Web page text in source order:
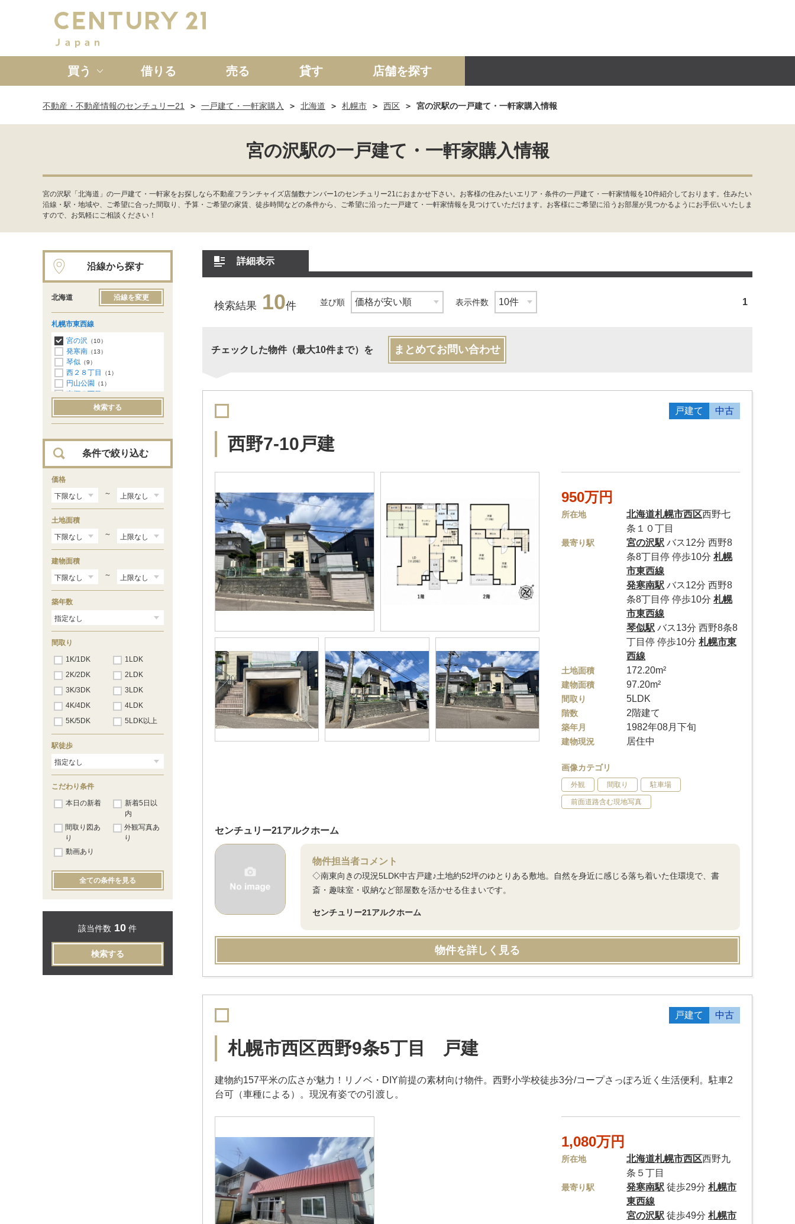
買う
新築一戸建て 中古一戸建て マンション 土地 事業投資用
借りる 売る 貸す 店舗を探す
不動産・不動産情報のセンチュリー21 一戸建て・一軒家購入 北海道 札幌市 西区 宮の沢駅の一戸建て・一軒家購入情報
宮の沢駅の一戸建て・一軒家購入情報
宮の沢駅「北海道」の一戸建て・一軒家をお探しなら不動産フランチャイズ店舗数ナンバー1のセンチュリー21におまかせ下さい。お客様の住みたいエリア・条件の一戸建て・一軒家情報を10件紹介しております。住みたい
沿線・駅・地域や、ご希望に合った間取り、予算・ご希望の家賃、徒歩時間などの条件から、ご希望に沿った一戸建て・一軒家情報を見つけていただけます。お客様にご希望に沿うお部屋が見つかるようにお手伝いいたしま
すので、お気軽にご相談ください！
詳細表示
検索結果 10件 並び順 表示件数 1
チェックした物件（最大10件まで）を まとめてお問い合わせ
戸建て 中古
西野7-10戸建
950万円
所在地 北海道札幌市西区西野七
条１０丁目
最寄り駅 宮の沢駅 バス12分 西野8
条8丁目停 停歩10分札幌
市東西線
発寒南駅 バス12分 西野8
条8丁目停 停歩10分札幌
市東西線
琴似駅 バス13分 西野8条8
丁目停 停歩10分札幌市東
西線
土地面積 172.20m²
建物面積 97.20m²
間取り 5LDK
階数 2階建て
築年月 1982年08月下旬
建物現況 居住中
画像カテゴリ
外観 間取り 駐車場
前面道路含む現地写真
センチュリー21アルクホーム
物件担当者コメント
◇南東向きの現況5LDK中古戸建♪土地約52坪のゆとりある敷地。自然を身近に感じる落ち着いた住環境で、書
斎・趣味室・収納など部屋数を活かせる住まいです。
センチュリー21アルクホーム
物件を詳しく見る
戸建て 中古
札幌市西区西野9条5丁目 戸建
建物約157平米の広さが魅力！リノベ・DIY前提の素材向け物件。西野小学校徒歩3分/コープさっぽろ近く生活便利。駐車2
台可（車種による）。現況有姿での引渡し。
1,080万円
所在地 北海道札幌市西区西野九
条５丁目
最寄り駅 発寒南駅 徒歩29分札幌市
東西線
宮の沢駅 徒歩49分札幌市
沿線から探す
北海道 沿線を変更
札幌市東西線
宮の沢 （10）
発寒南 （13）
琴似 （9）
西２８丁目 （1）
円山公園 （1）
南郷７丁目
南郷１３丁目（2）
大谷地（2）
新さっぽろ（3）
検索する
条件で絞り込む
価格
～
土地面積
～
建物面積
～
築年数
間取り
1K/1DK
1LDK
2K/2DK
2LDK
3K/3DK
3LDK
4K/4DK
4LDK
5K/5DK
5LDK以上
駅徒歩
こだわり条件
本日の新着
新着5日以
内
間取り図あ
り
外観写真あ
り
動画あり
全ての条件を見る
該当件数 10 件
検索する